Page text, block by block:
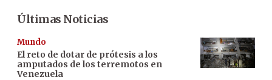
Últimas Noticias
Mundo
El reto de dotar de prótesis a los
amputados de los terremotos en
Venezuela